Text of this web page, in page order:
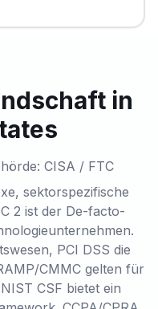
in
CISA / FTC
sektorspezifische
2 ist der De-facto-
PCI DSS die
CMMC gelten für
CSF bietet ein